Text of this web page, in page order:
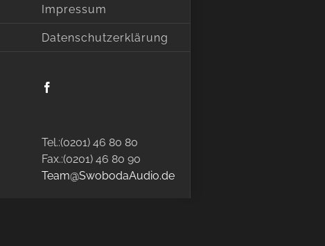
Impressum
Datenschutzerklärung
Tel.:(0201) 46 80 80
Fax.:(0201) 46 80 90
Team@SwobodaAudio.de